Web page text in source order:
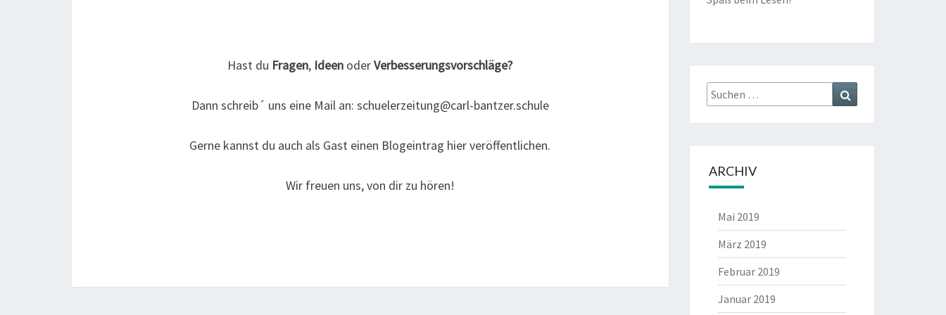
Hast du Fragen, Ideen oderVerbesserungsvorschläge?
Dann schreib´ uns eine Mail an: schuelerzeitung@carl-bantzer.schule
Gerne kannst du auch als Gast einen Blogeintrag hier veröffentlichen.
Wir freuen uns, von dir zu hören!
Suche
nach:
ARCHIV
Mai 2019
März 2019
Februar 2019
Januar 2019